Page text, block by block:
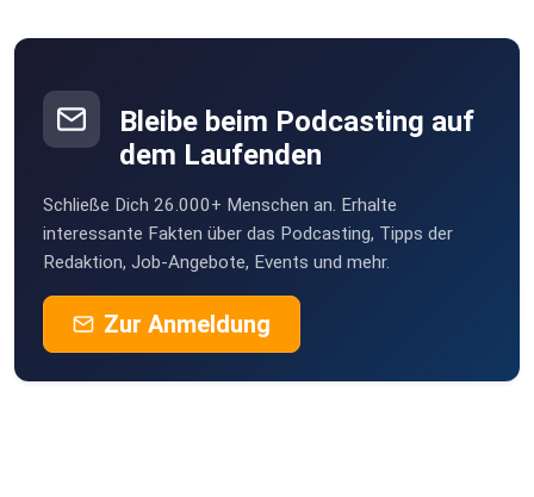
Bleibe beim Podcasting auf
dem Laufenden
Schließe Dich 26.000+ Menschen an. Erhalte
interessante Fakten über das Podcasting, Tipps der
Redaktion, Job-Angebote, Events und mehr.
Zur Anmeldung